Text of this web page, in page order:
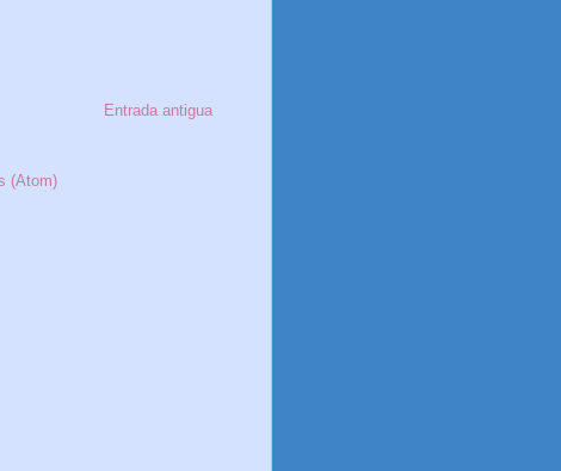
Entrada antigua
(Atom)